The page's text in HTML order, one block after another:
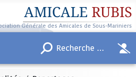
AMICALE RUBIS
Générale des Amicales de Sous-Mariniers